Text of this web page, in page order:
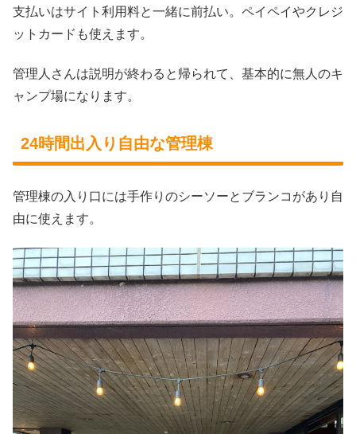
支払いはサイト利用料と一緒に前払い。ペイペイやクレジ
ットカードも使えます。
管理人さんは説明が終わると帰られて、基本的に無人のキ
ャンプ場になります。
24時間出入り自由な管理棟
管理棟の入り口には手作りのシーソーとブランコがあり自
由に使えます。